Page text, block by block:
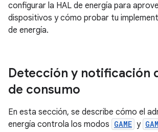
configurar la HAL de energía para
dispositivos y cómo probar tu
de energía.
Detección y notificación
de consumo
En esta sección, se describe cómo el
energía controla los modos GAME y